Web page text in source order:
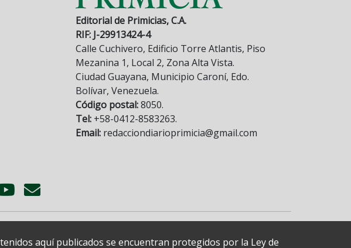
Editorial de Primicias, C.A.
RIF: J-29913424-4
Calle Cuchivero, Edificio Torre Atlantis, Piso
Mezanina 1, Local 2, Zona Alta Vista.
Ciudad Guayana, Municipio Caroní, Edo.
Bolívar, Venezuela.
Código postal:8050.
Tel: +58-0412-8583263.
Email: redacciondiarioprimicia@gmail.com
aquí publicados se encuentran protegidos por la Ley de